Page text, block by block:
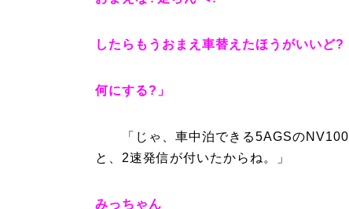
したらもうおまえ車替えたほうがいいど?
何にする?」
「じゃ、車中泊できる5AGSのNV100
と、2速発信が付いたからね。」
みっちゃん